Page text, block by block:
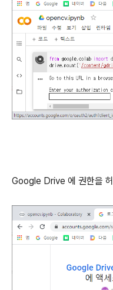
Google Drive 에 권한을